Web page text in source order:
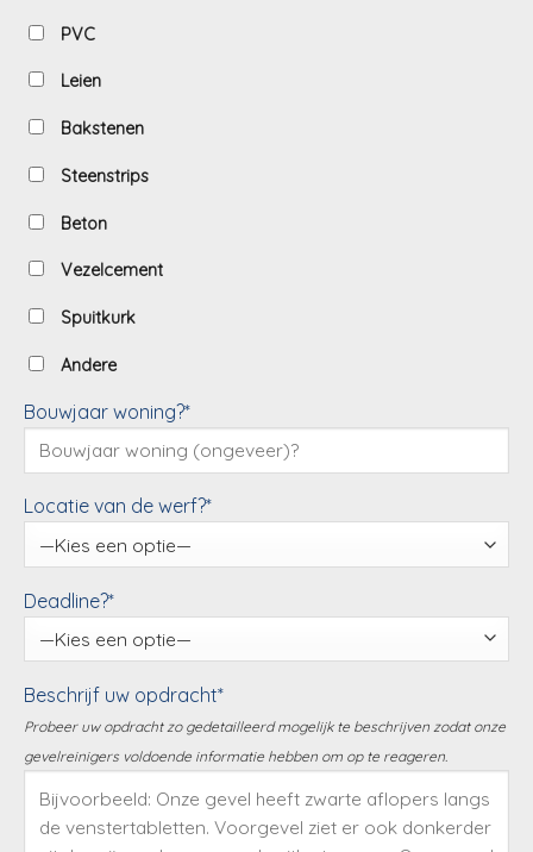
PVC
Leien
Bakstenen
Steenstrips
Beton
Vezelcement
Spuitkurk
Andere
Bouwjaar woning?*
Locatie van de werf?*
Deadline?*
Beschrijf uw opdracht*
Probeer uw opdracht zo gedetailleerd mogelijk te beschrijven zodat onze
gevelreinigers voldoende informatie hebben om op te reageren.